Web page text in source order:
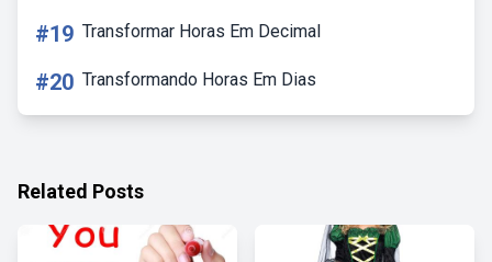
#19 Transformar Horas Em Decimal
#20 Transformando Horas Em Dias
Related Posts